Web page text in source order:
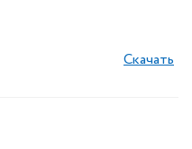
Скачать